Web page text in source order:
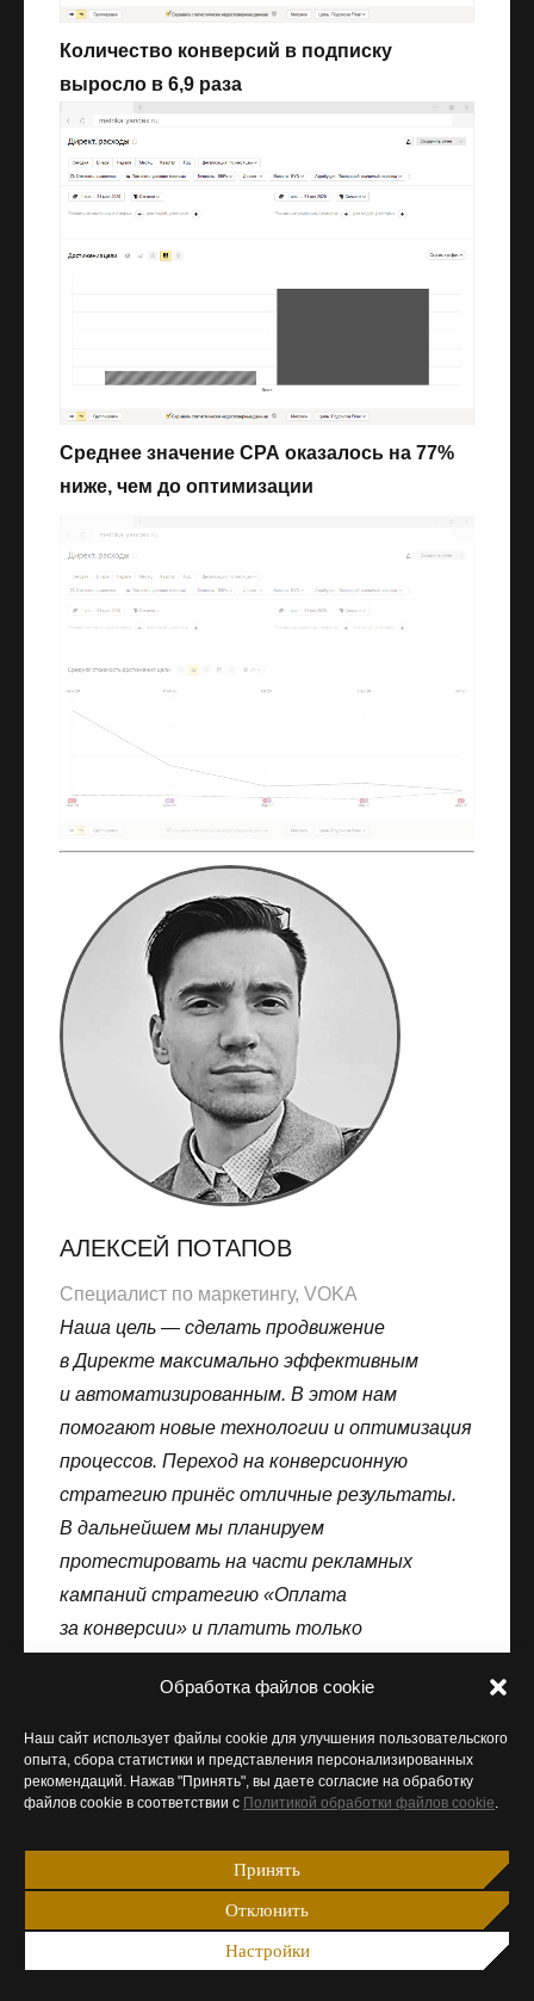
Обработка файлов cookie
Наш сайт использует файлы cookie для улучшения пользовательского
опыта, сбора статистики и представления персонализированных
рекомендаций. Нажав "Принять", вы даете согласие на обработку
файлов cookie в соответствии с Политикой обработки файлов cookie.
Принять
Отклонить
Настройки
Количество конверсий в подписку
выросло в 6,9 раза
Среднее значение СРА оказалось на 77%
ниже, чем до оптимизации
АЛЕКСЕЙ ПОТАПОВ
Специалист по маркетингу, VOKA
Наша цель — сделать продвижение
в Директе максимально эффективным
и автоматизированным. В этом нам
помогают новые технологии и оптимизация
процессов. Переход на конверсионную
стратегию принёс отличные результаты.
В дальнейшем мы планируем
протестировать на части рекламных
кампаний стратегию «Оплата
за конверсии» и платить только
Свяжитесь с нами — поможем
вашему бизнесу расти в digital